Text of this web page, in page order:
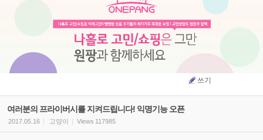
쓰기
여러분의 프라이버시를 지켜드립니다! 익명기능 오픈
2017.05.16 고양이 Views 117985